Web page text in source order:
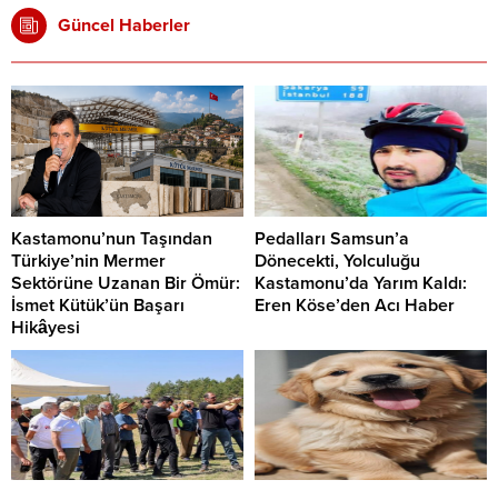
Güncel Haberler
Kastamonu’nun Taşından
Türkiye’nin Mermer
Sektörüne Uzanan Bir Ömür:
İsmet Kütük’ün Başarı
Hikâyesi
Pedalları Samsun’a
Dönecekti, Yolculuğu
Kastamonu’da Yarım Kaldı:
Eren Köse’den Acı Haber